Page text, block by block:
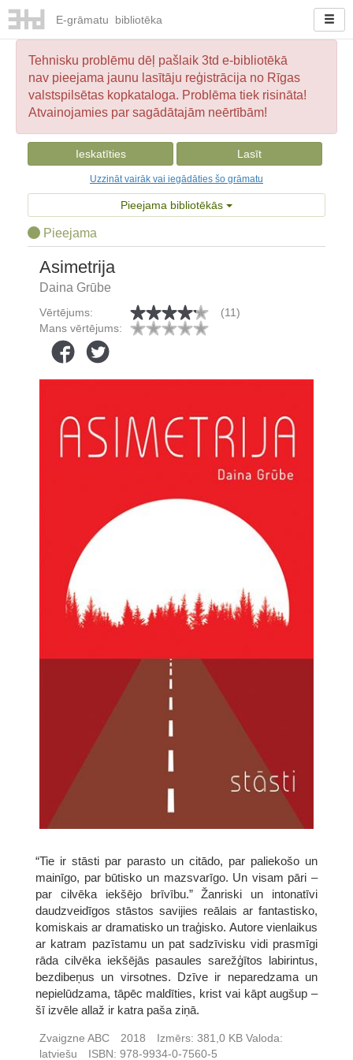
E-grāmatu bibliotēka
Tehnisku problēmu dēļ pašlaik 3td e-bibliotēkā
nav pieejama jaunu lasītāju reģistrācija no Rīgas
valstspilsētas kopkataloga. Problēma tiek risināta!
Atvainojamies par sagādātajām neērtībām!
Ieskatīties Lasīt
Uzzināt vairāk vai iegādāties šo grāmatu
Pieejama bibliotēkās
Pieejama
Asimetrija
Daina Grūbe
Vērtējums:
(11)
Mans vērtējums:
“Tie ir stāsti par parasto un citādo, par paliekošo un
mainīgo, par būtisko un mazsvarīgo. Un visam pāri –
par cilvēka iekšējo brīvību.” Žanriski un intonatīvi
daudzveidīgos stāstos savijies reālais ar fantastisko,
komiskais ar dramatisko un traģisko. Autore vienlaikus
ar katram pazīstamu un pat sadzīvisku vidi prasmīgi
rāda cilvēka iekšējās pasaules sarežģītos labirintus,
bezdibeņus un virsotnes. Dzīve ir neparedzama un
nepielūdzama, tāpēc maldīties, krist vai kāpt augšup –
šī izvēle allaž ir katra paša ziņā.
Zvaigzne ABC 2018 Izmērs: 381,0 KB Valoda:
latviešu
ISBN: 978-9934-0-7560-5